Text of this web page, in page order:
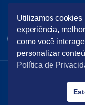
SIGA A SPSP:
Todos os direitos
conteúdo desta
Utilizamos cookies
experiência,
como você
personalizar
Política de